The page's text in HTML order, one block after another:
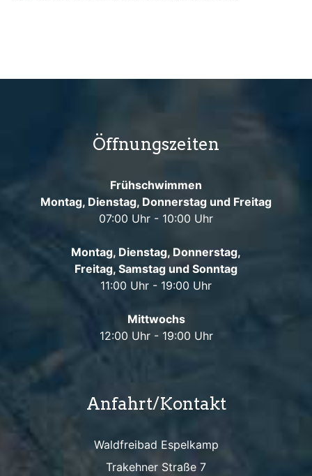
Öffnungszeiten
Frühschwimmen
Montag, Dienstag, Donnerstag und Freitag
07:00 Uhr - 10:00 Uhr
Montag, Dienstag, Donnerstag,
Freitag, Samstag und Sonntag
11:00 Uhr - 19:00 Uhr
Mittwochs
12:00 Uhr - 19:00 Uhr
Anfahrt/Kontakt
Waldfreibad Espelkamp
Trakehner Straße 7